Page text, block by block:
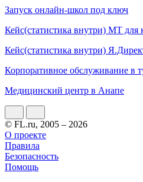
Запуск онлайн-школ под ключ
Кейс(статистика внутри) МТ для
Кейс(статистика внутри)
Корпоративное обслуживание в
Медицинский центр в Анапе
© FL.ru, 2005 – 2026
О проекте
Правила
Безопасность
Помощь